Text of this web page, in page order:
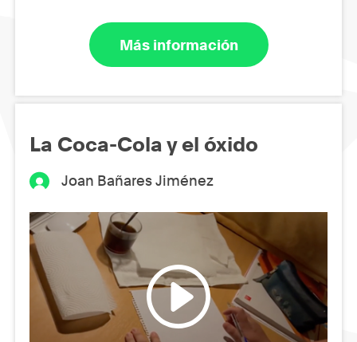
Más información
La Coca-Cola y el óxido
Joan Bañares Jiménez